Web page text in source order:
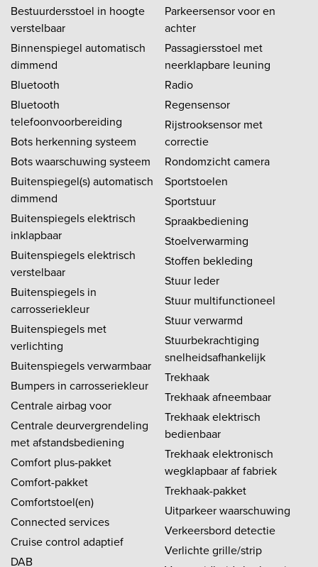
Bestuurdersstoel in hoogte
verstelbaar
Binnenspiegel automatisch
dimmend
Bluetooth
Bluetooth
telefoonvoorbereiding
Bots herkenning systeem
Bots waarschuwing systeem
Buitenspiegel(s) automatisch
dimmend
Buitenspiegels elektrisch
inklapbaar
Buitenspiegels elektrisch
verstelbaar
Buitenspiegels in
carrosseriekleur
Buitenspiegels met
verlichting
Buitenspiegels verwarmbaar
Bumpers in carrosseriekleur
Centrale airbag voor
Centrale deurvergrendeling
met afstandsbediening
Comfort plus-pakket
Comfort-pakket
Comfortstoel(en)
Connected services
Cruise control adaptief
DAB
Parkeersensor voor en
achter
Passagiersstoel met
neerklapbare leuning
Radio
Regensensor
Rijstrooksensor met
correctie
Rondomzicht camera
Sportstoelen
Sportstuur
Spraakbediening
Stoelverwarming
Stoffen bekleding
Stuur leder
Stuur multifunctioneel
Stuur verwarmd
Stuurbekrachtiging
snelheidsafhankelijk
Trekhaak
Trekhaak afneembaar
Trekhaak elektrisch
bedienbaar
Trekhaak elektronisch
wegklapbaar af fabriek
Trekhaak-pakket
Uitparkeer waarschuwing
Verkeersbord detectie
Verlichte grille/strip